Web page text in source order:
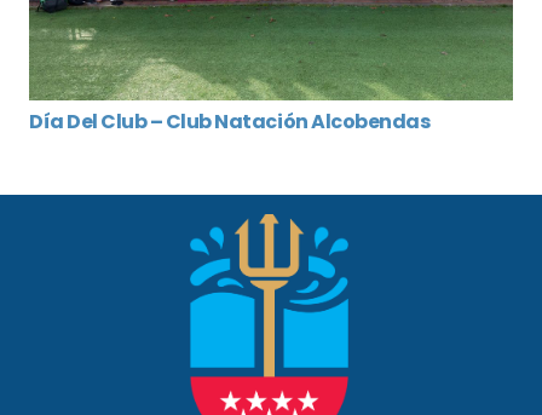
Día Del Club – Club Natación Alcobendas